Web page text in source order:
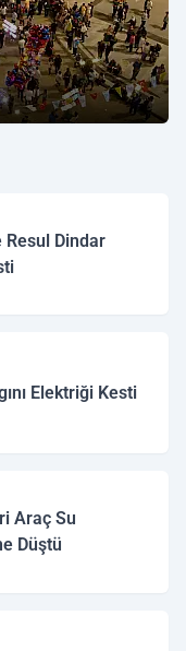
Resul Dindar
Elektriği Kesti
Araç Su
Düştü